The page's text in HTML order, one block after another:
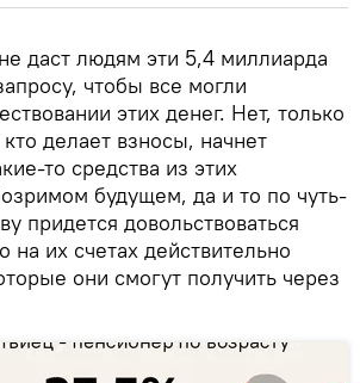
даст людям эти 5,4 миллиарда
чтобы все могли
этих денег. Нет, только
делает взносы, начнет
то средства из этих
будущем, да и то по чуть-
придется довольствоваться
на их счетах действительно
они смогут получить через